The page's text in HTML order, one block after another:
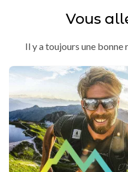
Vous
Il y a toujours une bonne